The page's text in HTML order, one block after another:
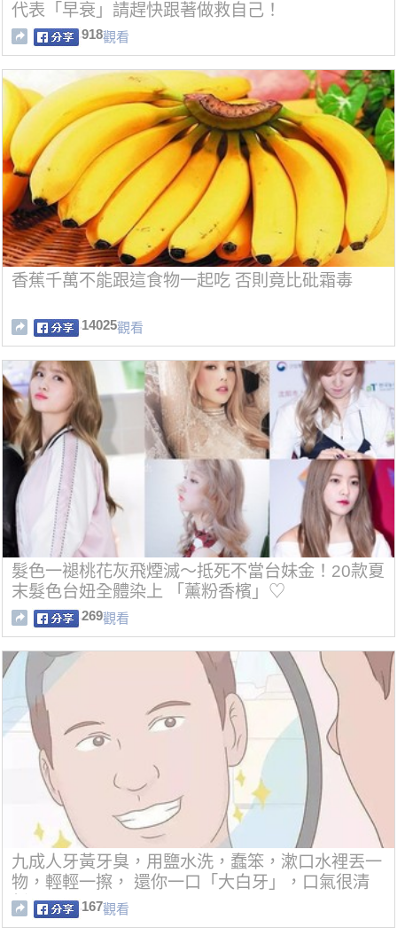
代表「早衰」請趕快跟著做救自己！
918觀看
香蕉千萬不能跟這食物一起吃 否則竟比砒霜毒
14025觀看
髮色一褪桃花灰飛煙滅～抵死不當台妹金！20款夏
末髮色台妞全體染上 「薰粉香檳」♡
269觀看
九成人牙黃牙臭，用鹽水洗，蠢笨，漱口水裡丟一
物，輕輕一擦， 還你一口「大白牙」，口氣很清
新
167觀看